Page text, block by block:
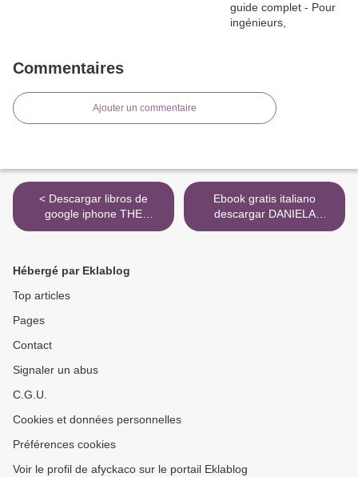
Commentaires
Ajouter un commentaire
< Descargar libros de
google iphone THE
CURIOUS INCIDENT OF
RTF (Literatura española)
9780099450252
Ebook gratis italiano
descargar DANIELA
ASTOR Y LA CAJA NEGRA
Hébergé par Eklablog
Top articles
Pages
Contact
Signaler un abus
C.G.U.
Cookies et données personnelles
Préférences cookies
Voir le profil de afyckaco sur le portail Eklablog